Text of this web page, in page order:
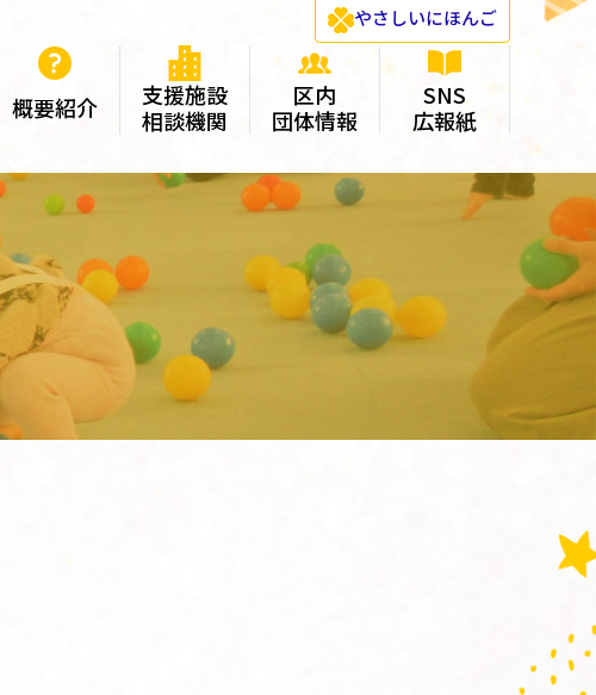
やさしいにほんご
概要紹介
支援施設
相談機関
区内
団体情報
SNS
広報紙